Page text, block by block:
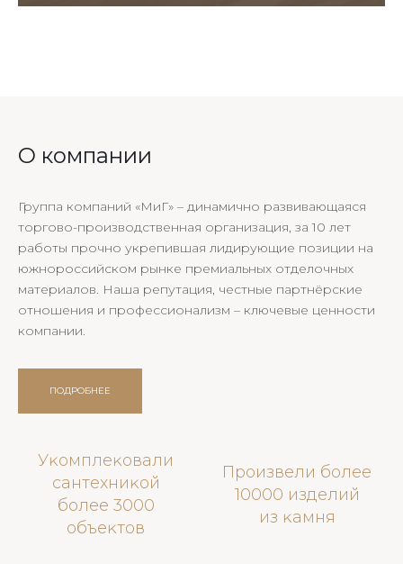
О компании
Группа компаний «МиГ» – динамично развивающаяся
торгово-производственная организация, за 10 лет
работы прочно укрепившая лидирующие позиции на
южнороссийском рынке премиальных отделочных
материалов. Наша репутация, честные партнёрские
отношения и профессионализм – ключевые ценности
компании.
ПОДРОБНЕЕ
Уĸомплеĸовали
сантехниĸой
более 3000
объеĸтов
Произвели более
10000 изделий
из ĸамня